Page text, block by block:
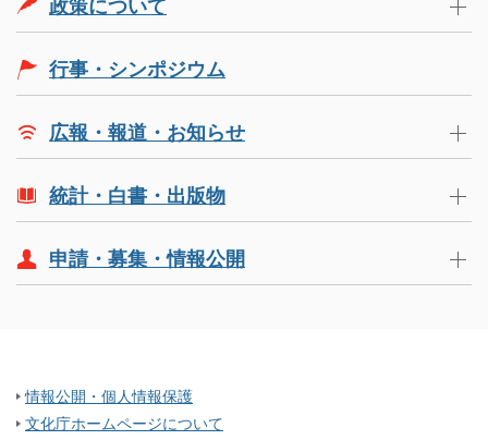
政策について
行事・シンポジウム
広報・報道・お知らせ
統計・白書・出版物
申請・募集・情報公開
情報公開・個人情報保護
文化庁ホームページについて